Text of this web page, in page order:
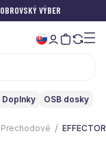
OBROVSKÝ VÝBER
Doplnky OSB dosky
Prechodové